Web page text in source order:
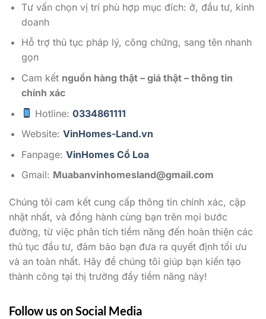
Tư vấn chọn vị trí phù hợp mục đích: ở, đầu tư, kinh
doanh
Hỗ trợ thủ tục pháp lý, công chứng, sang tên nhanh
gọn
Cam kết nguồn hàng thật – giá thật – thông tin
chính xác
Hotline:0334861111
Website: VinHomes-Land.vn
Fanpage: VinHomes Cổ Loa
Gmail: Muabanvinhomesland@gmail.com
Chúng tôi cam kết cung cấp thông tin chính xác, cập
nhật nhất, và đồng hành cùng bạn trên mọi bước
đường, từ việc phân tích tiềm năng đến hoàn thiện các
thủ tục đầu tư, đảm bảo bạn đưa ra quyết định tối ưu
và an toàn nhất. Hãy để chúng tôi giúp bạn kiến tạo
thành công tại thị trường đầy tiềm năng này!
Follow us on Social Media